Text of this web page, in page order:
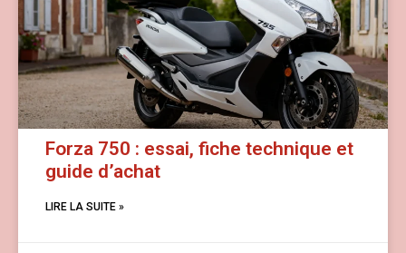
Forza 750 : essai, fiche technique et
guide d’achat
LIRE LA SUITE »